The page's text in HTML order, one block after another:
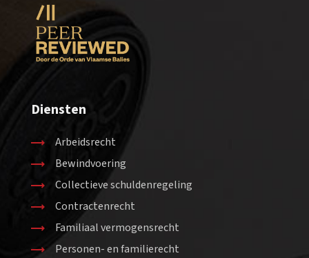
Diensten
Arbeidsrecht
Bewindvoering
Collectieve schuldenregeling
Contractenrecht
Familiaal vermogensrecht
Personen- en familierecht